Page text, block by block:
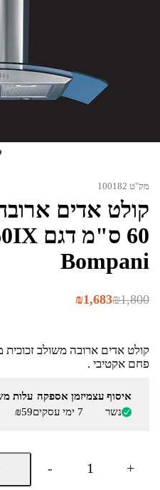
מק"ט 100182
קולט אדים
Bompani
₪1,800
המחיר
₪1,800.
₪1,683 המחיר
₪1,683.
פחם אקטיבי .
איסוף עצמי
נשר
זמן אספקה
7 ימי עסקים
עלות
₪59
-
כמות
קולט
+